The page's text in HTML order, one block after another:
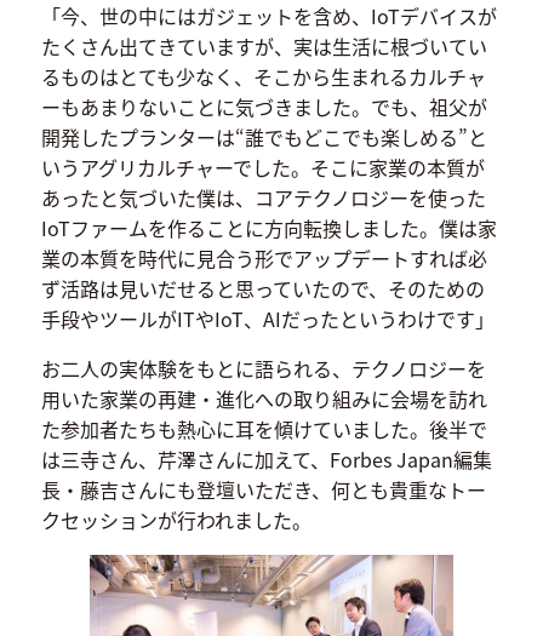
「今、世の中にはガジェットを含め、IoTデバイスが
たくさん出てきていますが、実は生活に根づいてい
るものはとても少なく、そこから生まれるカルチャ
ーもあまりないことに気づきました。でも、祖父が
開発したプランターは“誰でもどこでも楽しめる”と
いうアグリカルチャーでした。そこに家業の本質が
あったと気づいた僕は、コアテクノロジーを使った
IoTファームを作ることに方向転換しました。僕は家
業の本質を時代に見合う形でアップデートすれば必
ず活路は見いだせると思っていたので、そのための
手段やツールがITやIoT、AIだったというわけです」
お二人の実体験をもとに語られる、テクノロジーを
用いた家業の再建・進化への取り組みに会場を訪れ
た参加者たちも熱心に耳を傾けていました。後半で
は三寺さん、芹澤さんに加えて、Forbes Japan編集
長・藤吉さんにも登壇いただき、何とも貴重なトー
クセッションが行われました。